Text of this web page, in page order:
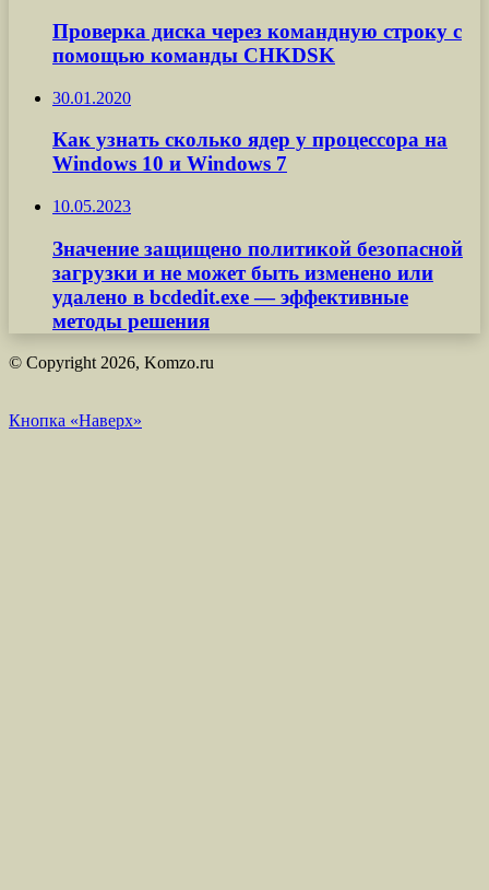
Проверка диска через командную строку с
помощью команды CHKDSK
30.01.2020
Как узнать сколько ядер у процессора на
Windows 10 и Windows 7
10.05.2023
Значение защищено политикой безопасной
загрузки и не может быть изменено или
удалено в bcdedit.exe — эффективные
методы решения
© Copyright 2026, Komzo.ru
Кнопка «Наверх»